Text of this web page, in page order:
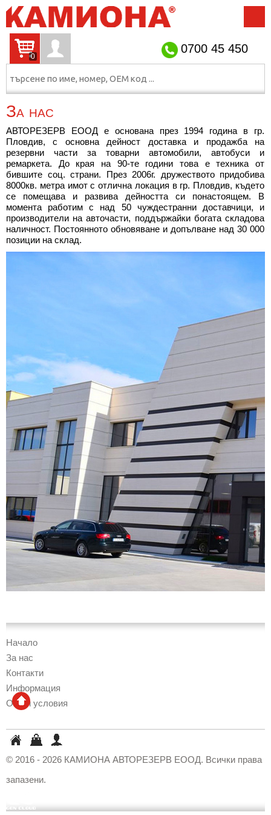
НАЧАЛО
ЗА НАС
КОНТАКТИ
ИНФОРМАЦИЯ
0
0700 45 450
За нас
АВТОРЕЗЕРВ ЕООД е основана през 1994 година в гр.
Пловдив, с основна дейност доставка и продажба на
резервни части за товарни автомобили, автобуси и
ремаркета. До края на 90-те години това е техника от
бившите соц. страни. През 2006г. дружеството придобива
8000кв. метра имот с отлична локация в гр. Пловдив, където
се помещава и развива дейността си понастоящем. В
момента работим с над 50 чуждестранни доставчици, и
производители на авточасти, поддържайки богата складова
наличност. Постоянното обновяване и допълване над 30 000
позиции на склад.
Начало
За нас
Контакти
Информация
Общи условия
КАМИОНА
АВТОРЕЗЕРВ
Кошница
© 2016 - 2026 КАМИОНА АВТОРЕЗЕРВ ЕООД. Всички права
запазени.